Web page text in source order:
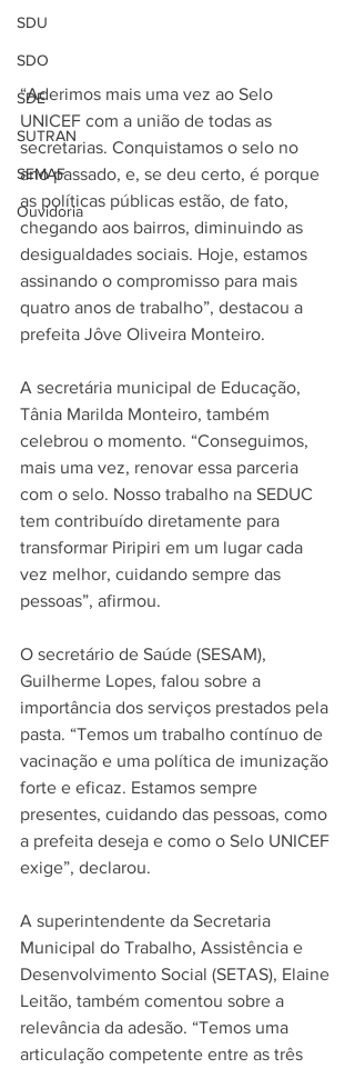
SDU
SDO
SDE
SUTRAN
SEMAF
Ouvidoria
“Aderimos mais uma vez ao Selo
UNICEF com a união de todas as
secretarias. Conquistamos o selo no
ano passado, e, se deu certo, é porque
as políticas públicas estão, de fato,
chegando aos bairros, diminuindo as
desigualdades sociais. Hoje, estamos
assinando o compromisso para mais
quatro anos de trabalho”, destacou a
prefeita Jôve Oliveira Monteiro.
A secretária municipal de Educação,
Tânia Marilda Monteiro, também
celebrou o momento. “Conseguimos,
mais uma vez, renovar essa parceria
com o selo. Nosso trabalho na SEDUC
tem contribuído diretamente para
transformar Piripiri em um lugar cada
vez melhor, cuidando sempre das
pessoas”, afirmou.
O secretário de Saúde (SESAM),
Guilherme Lopes, falou sobre a
importância dos serviços prestados pela
pasta. “Temos um trabalho contínuo de
vacinação e uma política de imunização
forte e eficaz. Estamos sempre
presentes, cuidando das pessoas, como
a prefeita deseja e como o Selo UNICEF
exige”, declarou.
A superintendente da Secretaria
Municipal do Trabalho, Assistência e
Desenvolvimento Social (SETAS), Elaine
Leitão, também comentou sobre a
relevância da adesão. “Temos uma
articulação competente entre as três